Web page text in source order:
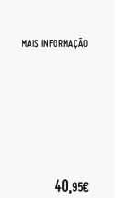
MAIS INFORMAÇÃO
40,95€